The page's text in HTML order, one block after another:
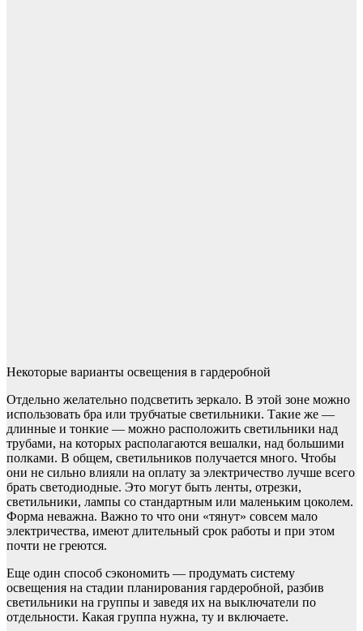
Некоторые варианты освещения в гардеробной
Отдельно желательно подсветить зеркало. В этой зоне можно
использовать бра или трубчатые светильники. Такие же —
длинные и тонкие — можно расположить светильники над
трубами, на которых располагаются вешалки, над большими
полками. В общем, светильников получается много. Чтобы
они не сильно влияли на оплату за электричество лучше всего
брать светодиодные. Это могут быть ленты, отрезки,
светильники, лампы со стандартным или маленьким цоколем.
Форма неважна. Важно то что они «тянут» совсем мало
электричества, имеют длительный срок работы и при этом
почти не греются.
Еще один способ сэкономить — продумать систему
освещения на стадии планирования гардеробной, разбив
светильники на группы и заведя их на выключатели по
отдельности. Какая группа нужна, ту и включаете.